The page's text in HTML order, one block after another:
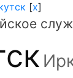
[x]